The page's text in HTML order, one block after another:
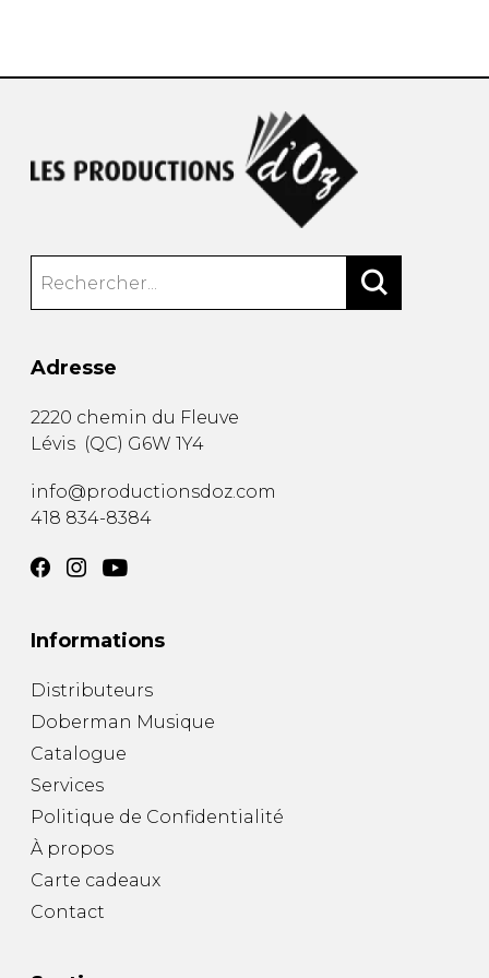
Adresse
2220 chemin du Fleuve
Lévis (QC) G6W 1Y4
info@productionsdoz.com
418 834-8384
Informations
Distributeurs
Doberman Musique
Catalogue
Services
Politique de Confidentialité
À propos
Carte cadeaux
Contact